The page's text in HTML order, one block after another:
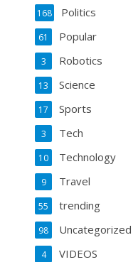
Politics
168
Popular
61
Robotics
3
Science
13
Sports
17
Tech
3
Technology
10
Travel
9
trending
55
Uncategorized
98
VIDEOS
4